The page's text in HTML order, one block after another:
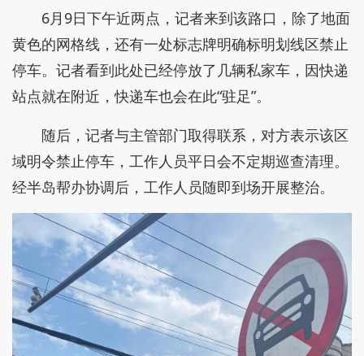
6月9日下午近两点，记者来到该路口，除了地面
黄色的网格线，还有一处标志牌明确标明划线区禁止
停车。记者看到此处已经停放了几辆私家车，因快递
站点就在附近，快递车也会在此“驻足”。
随后，记者与主管部门取得联系，对方表示该区
域明令禁止停车，工作人员平日会不定期巡查清理。
经半岛帮办协调后，工作人员随即到场开展整治。